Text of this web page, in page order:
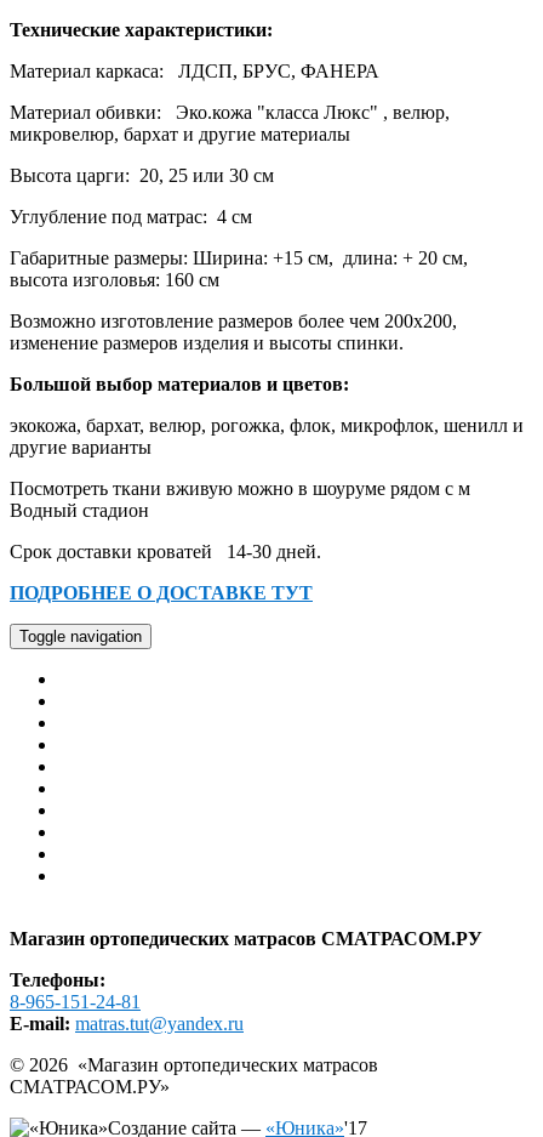
Технические характеристики:
Материал каркаса: ЛДСП, БРУС, ФАНЕРА
Материал обивки: Эко.кожа "класса Люкс" , велюр,
микровелюр, бархат и другие материалы
Высота царги: 20, 25 или 30 см
Углубление под матрас: 4 см
Габаритные размеры: Ширина: +15 см, длина: + 20 см,
высота изголовья: 160 см
Возможно изготовление размеров более чем 200х200,
изменение размеров изделия и высоты спинки.
Большой выбор материалов и цветов:
экокожа, бархат, велюр, рогожка, флок, микрофлок, шенилл и
другие варианты
Посмотреть ткани вживую можно в шоуруме рядом с м
Водный стадион
Срок доставки кроватей 14-30 дней.
ПОДРОБНЕЕ О ДОСТАВКЕ ТУТ
Toggle navigation
Магазин ортопедических матрасов СМАТРАСОМ.РУ
Телефоны:
8-965-151-24-81
E-mail: matras.tut@yandex.ru
© 2026 «Магазин ортопедических матрасов
СМАТРАСОМ.РУ»
Создание сайта — «Юника»'17